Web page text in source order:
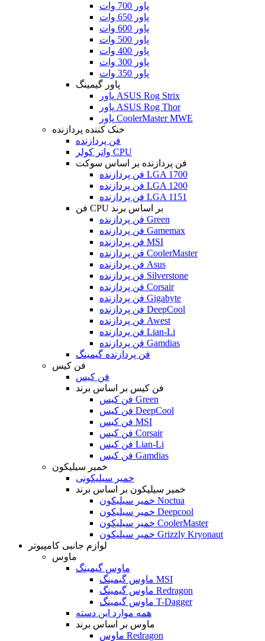
پاور 700 وات
پاور 650 وات
پاور 600 وات
پاور 500 وات
پاور 400 وات
پاور 300 وات
پاور 350 وات
پاور گیمینگ
پاور ASUS Rog Strix
پاور ASUS Rog Thor
پاور CoolerMaster MWE
خنک کننده پردازنده
فن پردازنده
واتر کولر CPU
فن پردازنده بر اساس سوکت
فن پردازنده LGA 1700
فن پردازنده LGA 1200
فن پردازنده LGA 1151
فن CPU بر اساس برند
فن پردازنده Green
فن پردازنده Gamemax
فن پردازنده MSI
فن پردازنده CoolerMaster
فن پردازنده Asus
فن پردازنده Silverstone
فن پردازنده Corsair
فن پردازنده Gigabyte
فن پردازنده DeepCool
فن پردازنده Awest
فن پردازنده Lian-Li
فن پردازنده Gamdias
فن پردازنده گیمینگ
فن کیس
فن کیس
فن کیس بر اساس برند
فن کیس Green
فن کیس DeepCool
فن کیس MSI
فن کیس Corsair
فن کیس Lian-Li
فن کیس Gamdias
خمیر سیلیکون
خمیر سیلیکونی
خمیر سیلیکون بر اساس برند
خمیر سیلیکون Noctua
خمیر سیلیکون Deepcool
خمیر سیلیکون CoolerMaster
خمیر سیلیکون Grizzly Kryonaut
لوازم جانبی کامپیوتر
ماوس
ماوس گیمینگ
ماوس گیمینگ MSI
ماوس گیمینگ Redragon
ماوس گیمینگ T-Dagger
همه موارد این دسته
ماوس بر اساس برند
ماوس Redragon